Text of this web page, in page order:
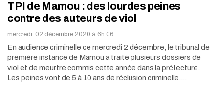
TPI de Mamou : des lourdes peines
contre des auteurs de viol
mercredi, 02 décembre 2020 à 6h:06
En audience criminelle ce mercredi 2 décembre, le tribunal de
première instance de Mamou a traité plusieurs dossiers de
viol et de meurtre commis cette année dans la préfecture.
Les peines vont de 5 à 10 ans de réclusion criminelle.…